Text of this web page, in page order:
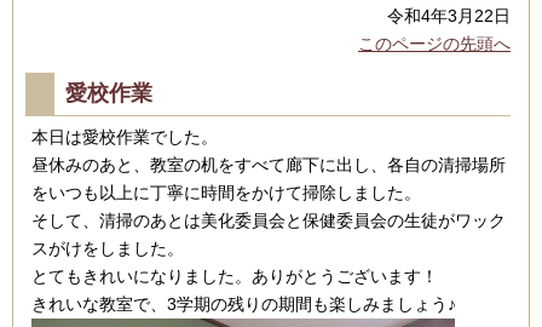
令和4年3月22日
このページの先頭へ
愛校作業
本日は愛校作業でした。
昼休みのあと、教室の机をすべて廊下に出し、各自の清掃場所
をいつも以上に丁寧に時間をかけて掃除しました。
そして、清掃のあとは美化委員会と保健委員会の生徒がワック
スがけをしました。
とてもきれいになりました。ありがとうございます！
きれいな教室で、3学期の残りの期間も楽しみましょう♪